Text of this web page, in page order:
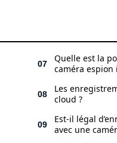
Quelle est la
caméra espion
Les
cloud ?
Est-il légal
avec une